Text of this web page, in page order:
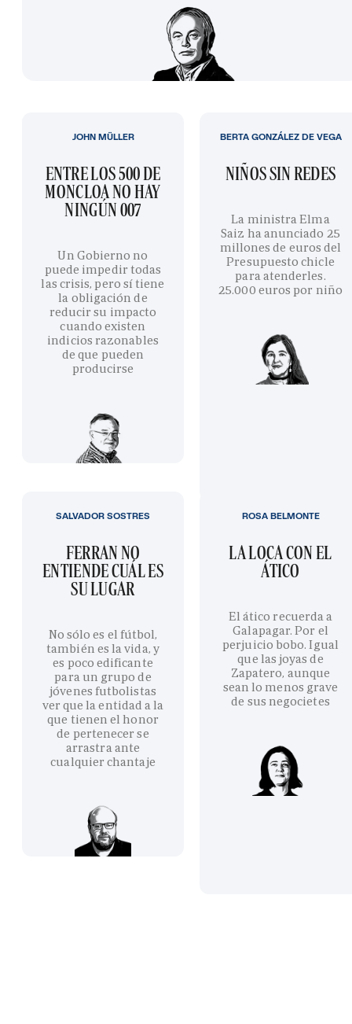
ENTRE LOS 500 DE
MONCLOA NO HAY
NINGÚN 007
Un Gobierno no
puede impedir todas
las crisis, pero sí tiene
la obligación de
reducir su impacto
cuando existen
indicios razonables
de que pueden
producirse
JOHN MÜLLER
NIÑOS SIN REDES
La ministra Elma
Saiz ha anunciado 25
millones de euros del
Presupuesto chicle
para atenderles.
25.000 euros por niño
BERTA GONZÁLEZ DE VEGA
FERRAN NO
ENTIENDE CUÁL ES
SU LUGAR
No sólo es el fútbol,
también es la vida, y
es poco edificante
para un grupo de
jóvenes futbolistas
ver que la entidad a la
que tienen el honor
de pertenecer se
arrastra ante
cualquier chantaje
SALVADOR SOSTRES
LA LOCA CON EL
ÁTICO
El ático recuerda a
Galapagar. Por el
perjuicio bobo. Igual
que las joyas de
Zapatero, aunque
sean lo menos grave
de sus negocietes
ROSA BELMONTE